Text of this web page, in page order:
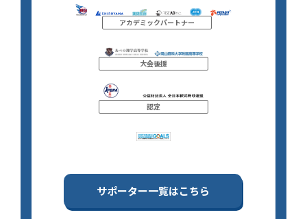
アカデミックパートナー
大会後援
認定
サポーター一覧はこちら